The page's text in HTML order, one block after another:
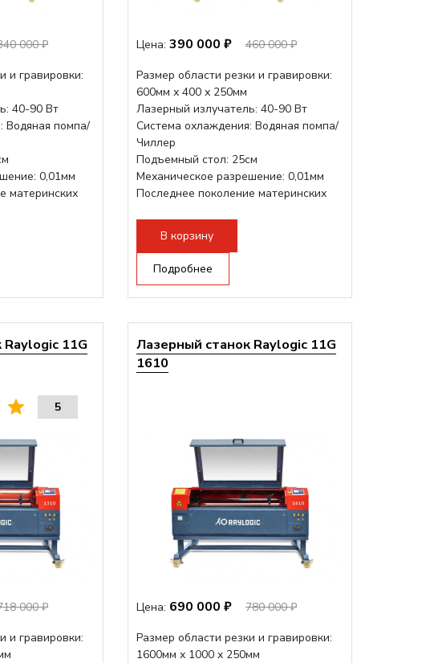
000 ₽
и гравировки:
40-90 Вт
Водяная помпа/
0,01мм
материнских
Цена: 390 000 ₽
460 000 ₽
Размер области резки и гравировки:
600мм х 400 х 250мм
Лазерный излучатель: 40-90 Вт
Система охлаждения: Водяная помпа/
Чиллер
Подъемный стол: 25см
Механическое разрешение: 0,01мм
Последнее поколение материнских
В корзину
Подробнее
11G
5
000 ₽
и гравировки:
Лазерный станок Raylogic 11G
1610
Цена: 690 000 ₽
780 000 ₽
Размер области резки и гравировки:
1600мм х 1000 х 250мм